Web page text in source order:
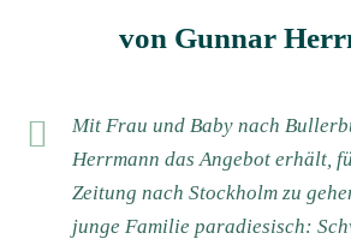
von Gunnar
Mit Frau und Baby nach
Herrmann das Angebot erhält,
Zeitung nach Stockholm zu
junge Familie paradiesisch: